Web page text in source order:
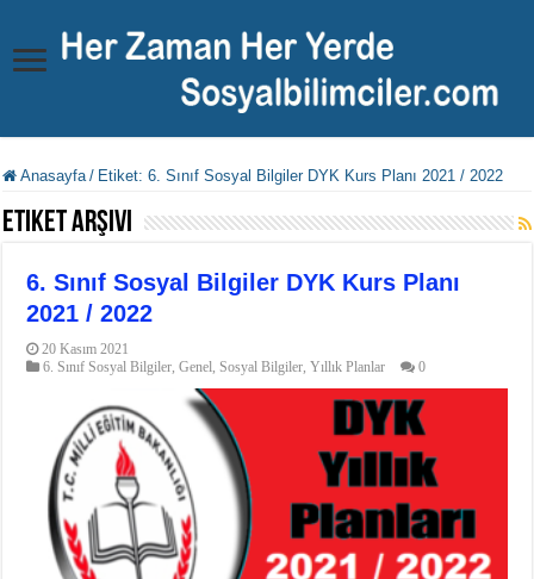
Anasayfa / Etiket:6. Sınıf Sosyal Bilgiler DYK Kurs Planı 2021 / 2022
Etiket Arşivi
6. Sınıf Sosyal Bilgiler DYK Kurs Planı
2021 / 2022
20 Kasım 2021
6. Sınıf Sosyal Bilgiler ,Genel Sosyal Bilgiler ,Yıllık Planlar 0